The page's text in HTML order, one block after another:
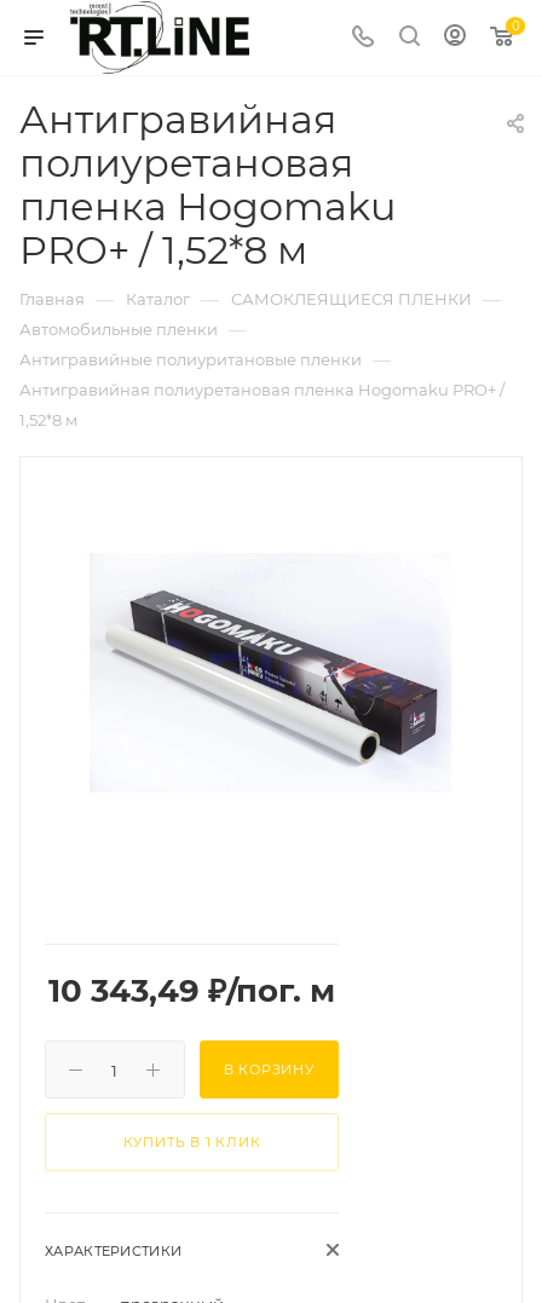
0
Антигравийная
полиуретановая
пленка Hogomaku
PRO+ / 1,52*8 м
Главная — Каталог — САМОКЛЕЯЩИЕСЯ ПЛЕНКИ —
Автомобильные пленки —
Антигравийные полиуритановые пленки —
Антигравийная полиуретановая пленка Hogomaku PRO+ /
1,52*8 м
10 343,49 ₽/пог. м
В КОРЗИНУ
КУПИТЬ В 1 КЛИК
ХАРАКТЕРИСТИКИ